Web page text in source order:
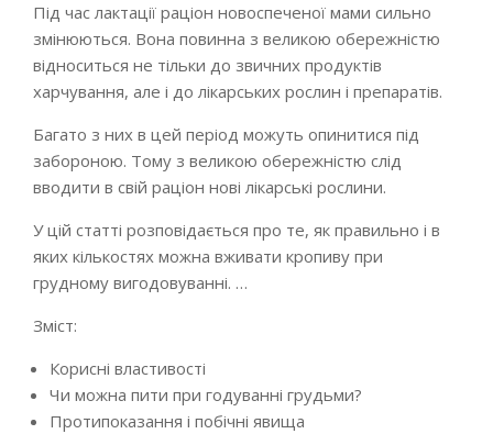
Під час лактації раціон новоспеченої мами сильно
змінюються. Вона повинна з великою обережністю
відноситься не тільки до звичних продуктів
харчування, але і до лікарських рослин і препаратів.
Багато з них в цей період можуть опинитися під
забороною. Тому з великою обережністю слід
вводити в свій раціон нові лікарські рослини.
У цій статті розповідається про те, як правильно і в
яких кількостях можна вживати кропиву при
грудному вигодовуванні. …
Зміст:
Корисні властивості
Чи можна пити при годуванні грудьми?
Протипоказання і побічні явища